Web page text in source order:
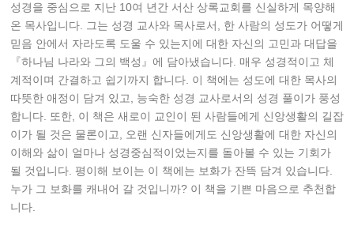
성경을 중심으로 지난 10여 년간 서산 상록교회를 신실하게 목양해
온 목사입니다. 그는 성경 교사와 목사로서, 한 사람의 성도가 어떻게
믿음 안에서 자라도록 도울 수 있는지에 대한 자신의 고민과 대답을
『하나님 나라와 그의 백성』에 담아냈습니다. 매우 성경적이고 체
계적이며 간결하고 쉽기까지 합니다. 이 책에는 성도에 대한 목사의
따뜻한 애정이 담겨 있고, 능숙한 성경 교사로서의 성경 풀이가 풍성
합니다. 또한, 이 책은 새로이 교인이 된 사람들에게 신앙생활의 길잡
이가 될 것은 물론이고, 오랜 신자들에게도 신앙생활에 대한 자신의
이해와 삶이 얼마나 성경중심적이었는지를 돌아볼 수 있는 기회가
될 것입니다. 평이해 보이는 이 책에는 보화가 잔뜩 담겨 있습니다.
누가 그 보화를 캐내어 갈 것입니까? 이 책을 기쁜 마음으로 추천합
니다.